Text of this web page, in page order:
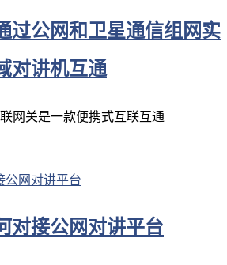
过公网和卫星通信组网实
对讲机互通
网关是一款便携式互联互通
对接公网对讲平台